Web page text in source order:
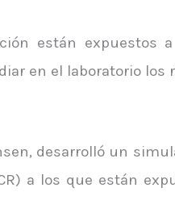
están expuestos
en el laboratorio los
desarrolló un
a los que están